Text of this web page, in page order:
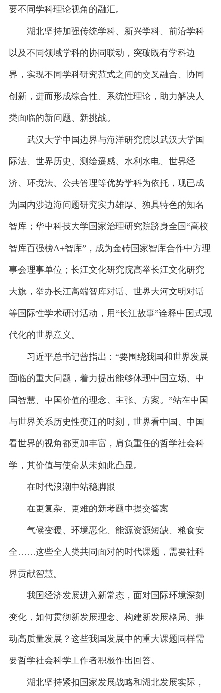
要不同学科理论视角的融汇。
湖北坚持加强传统学科、新兴学科、前沿学科
以及不同领域学科的协同联动，突破既有学科边
界，实现不同学科研究范式之间的交叉融合、协同
创新，进而形成综合性、系统性理论，助力解决人
类面临的新问题、新挑战。
武汉大学中国边界与海洋研究院以武汉大学国
际法、世界历史、测绘遥感、水利水电、世界经
济、环境法、公共管理等优势学科为依托，现已成
为国内涉边海问题研究实力雄厚、独具特色的知名
智库；华中科技大学国家治理研究院跻身全国“高校
智库百强榜A+智库”，成为金砖国家智库合作中方理
事会理事单位；长江文化研究院高举长江文化研究
大旗，举办长江高端智库对话、世界大河文明对话
等国际性学术研讨活动，用“长江故事”诠释中国式现
代化的世界意义。
习近平总书记曾指出：“要围绕我国和世界发展
面临的重大问题，着力提出能够体现中国立场、中
国智慧、中国价值的理念、主张、方案。”站在中国
与世界关系历史性变迁的时刻，世界看中国、中国
看世界的视角都更加丰富，肩负重任的哲学社会科
学，其价值与使命从未如此凸显。
在时代浪潮中站稳脚跟
在更复杂、更难的新考题中提交答案
气候变暖、环境恶化、能源资源短缺、粮食安
全……这些全人类共同面对的时代课题，需要社科
界贡献智慧。
我国经济发展进入新常态，面对国际环境深刻
变化，如何贯彻新发展理念、构建新发展格局、推
动高质量发展？这些我国发展中的重大课题同样需
要哲学社会科学工作者积极作出回答。
湖北坚持紧扣国家发展战略和湖北发展实际，